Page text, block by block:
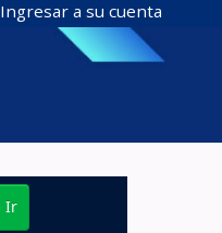
Ingresar a su cuenta
Ir